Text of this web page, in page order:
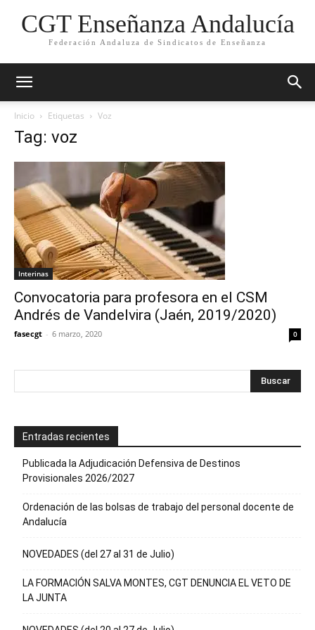
CGT Enseñanza Andalucía
Federación Andaluza de Sindicatos de Enseñanza
Inicio Etiquetas Voz
Tag: voz
Interinas
Convocatoria para profesora en el CSM
Andrés de Vandelvira (Jaén, 2019/2020)
fasecgt - 6 marzo, 2020 0
Entradas recientes
Publicada la Adjudicación Defensiva de Destinos
Provisionales 2026/2027
Ordenación de las bolsas de trabajo del personal docente de
Andalucía
NOVEDADES (del 27 al 31 de Julio)
LA FORMACIÓN SALVA MONTES, CGT DENUNCIA EL VETO DE
LA JUNTA